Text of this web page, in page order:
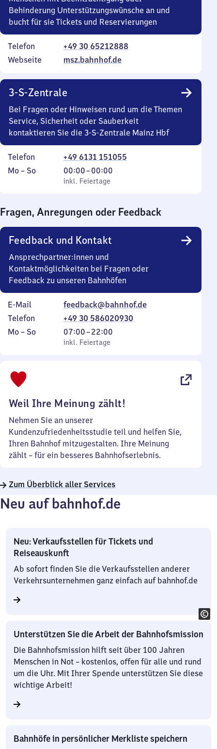
Behinderung Unterstützungswünsche an und
bucht für sie Tickets und Reservierungen
Telefon
+49 30 65212888
Webseite
msz.bahnhof.de
3-S-Zentrale
Bei Fragen oder Hinweisen rund um die Themen
Service, Sicherheit oder Sauberkeit
kontaktieren Sie die 3-S-Zentrale Mainz Hbf
Telefon
+49 6131 151055
Montag
Mo – So,
inkl. Feiertage
00:00–00:00
Von
0
0
Uhr
inkl. Feiertage
Fragen, Anregungen oder Feedback
Feedback und Kontakt
Ansprechpartner:innen und
Kontaktmöglichkeiten bei Fragen oder
Feedback zu unseren Bahnhöfen
E-Mail
feedback@bahnhof.de
Telefon
+49 30 586020930
Montag
Mo – So,
inkl. Feiertage
07:00–22:00
Von
7
inkl. Feiertage
Weil Ihre Meinung zählt!
Nehmen Sie an unserer
Kundenzufriedenheitsstudie teil und helfen Sie,
Ihren Bahnhof mitzugestalten. Ihre Meinung
zählt – für ein besseres Bahnhofserlebnis.
Zum Überblick aller Services
Neu auf bahnhof.de
Neu: Verkaufsstellen für Tickets und
Reiseauskunft
Ab sofort finden Sie die Verkaufsstellen anderer
Verkehrsunternehmen ganz einfach auf bahnhof.de
Unterstützen Sie die Arbeit der Bahnhofsmission
Die Bahnhofsmission hilft seit über 100 Jahren
Menschen in Not – kostenlos, offen für alle und rund
um die Uhr. Mit Ihrer Spende unterstützen Sie diese
wichtige Arbeit!
Bahnhöfe in persönlicher Merkliste speichern